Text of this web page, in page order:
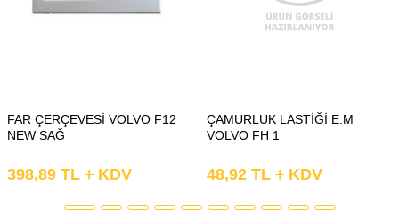
FAR ÇERÇEVESİ VOLVO F12
NEW SAĞ
398,89 TL KDV
ÇAMURLUK LASTİĞİ E.M
VOLVO FH 1
48,92TL KDV